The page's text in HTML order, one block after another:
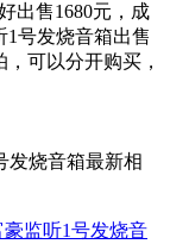
出售1680元，成
号发烧音箱出售
可以分开购买，
发烧音箱最新相
监听1号发烧音